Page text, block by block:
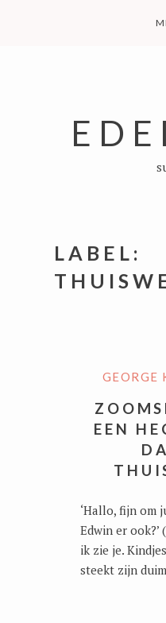
LABEL:
GEORGE
EEN
‘Hallo, fijn om
Edwin er ook?’
ik zie je.
steekt zijn